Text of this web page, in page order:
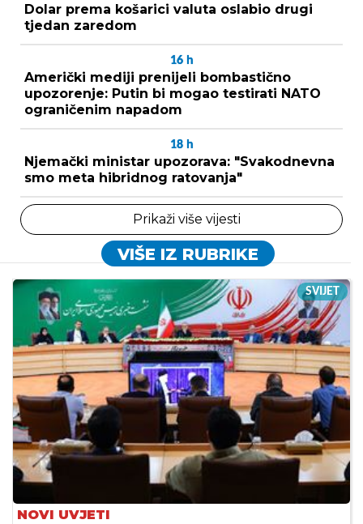
Dolar prema košarici valuta oslabio drugi
tjedan zaredom
16 h
Američki mediji prenijeli bombastično
upozorenje: Putin bi mogao testirati NATO
ograničenim napadom
18 h
Njemački ministar upozorava: "Svakodnevna
smo meta hibridnog ratovanja"
Prikaži više vijesti
VIŠE IZ RUBRIKE
SVIJET
NOVI UVJETI